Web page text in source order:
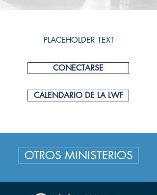
PLACEHOLDER TEXT
CONECTARSE
CALENDARIO DE LA LWF
OTROS MINISTERIOS